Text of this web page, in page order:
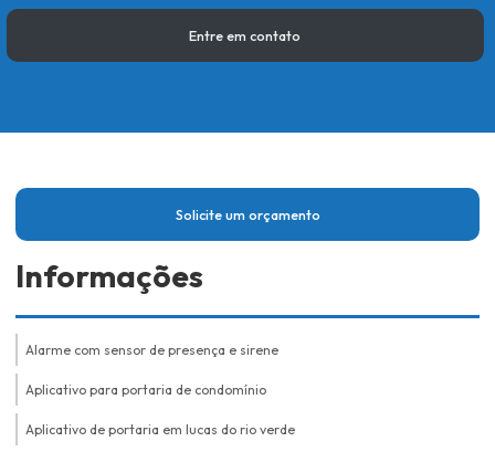
Entre em contato
Solicite um orçamento
Informações
Alarme com sensor de presença e sirene
Aplicativo para portaria de condomínio
Aplicativo de portaria em lucas do rio verde